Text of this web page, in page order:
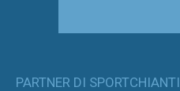
PARTNER DI SPORTCHIANTI